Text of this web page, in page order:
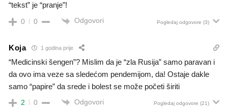
“tekst” je “pranje”!
0 0 Odgovori Pogledaj odgovore (3)
Koja 1 godina prije
“Medicinski šengen”? Mislim da je “zla Rusija” samo paravan i
da ovo ima veze sa sledećom pendemijom, da! Ostaje dakle
samo “papire” da srede i bolest se može početi širiti
2 0 Odgovori Pogledaj odgovore (21)